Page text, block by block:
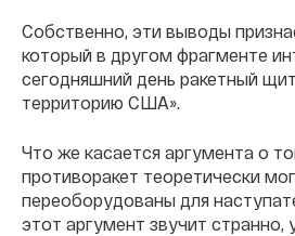
Собственно, эти выводы
который в другом фрагменте
сегодняшний день ракетный
территорию США».
Что же касается аргумента о
противоракет теоретически
переоборудованы для
этот аргумент звучит странно,